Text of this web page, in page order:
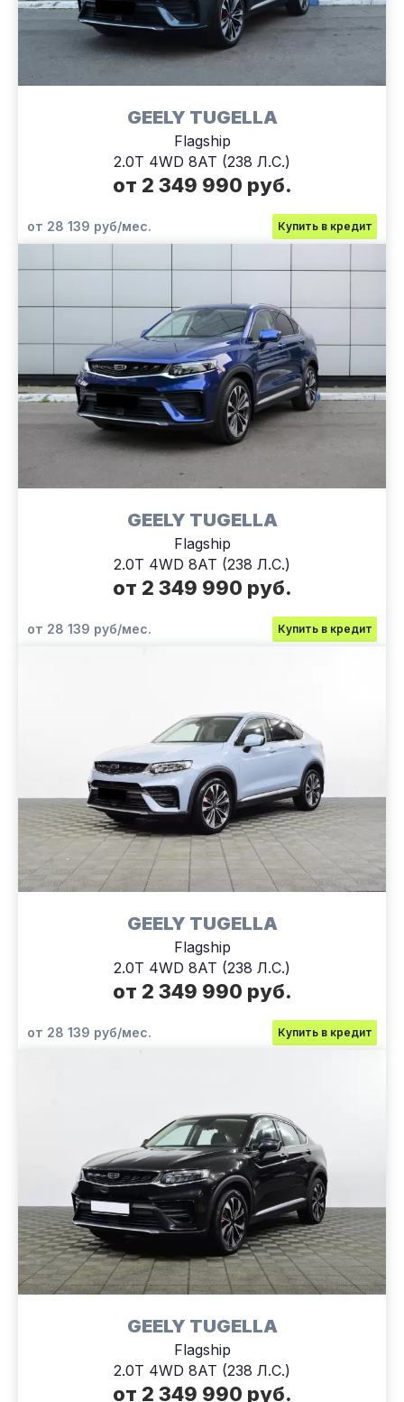
GEELY TUGELLA
Flagship
2.0T 4WD 8AT (238 Л.С.)
от 2 349 990 руб.
от 28 139 руб/мес. Купить в кредит
GEELY TUGELLA
Flagship
2.0T 4WD 8AT (238 Л.С.)
от 2 349 990 руб.
от 28 139 руб/мес. Купить в кредит
GEELY TUGELLA
Flagship
2.0T 4WD 8AT (238 Л.С.)
от 2 349 990 руб.
от 28 139 руб/мес. Купить в кредит
GEELY TUGELLA
Flagship
2.0T 4WD 8AT (238 Л.С.)
от 2 349 990 руб.